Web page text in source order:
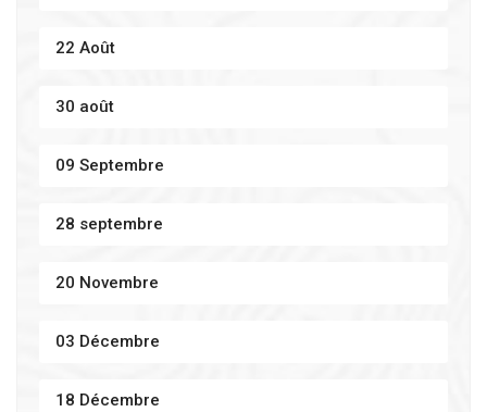
22 Août
30 août
09 Septembre
28 septembre
20 Novembre
03 Décembre
18 Décembre